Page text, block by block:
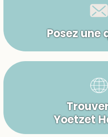
Posez une
Yoetzet